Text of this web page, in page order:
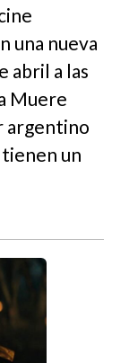
una nueva
abril a las
Muere
argentino
un